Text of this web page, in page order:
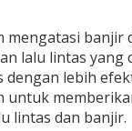
mengatasi banjir
lalu lintas yang
lebih
untuk
lintas dan banjir.